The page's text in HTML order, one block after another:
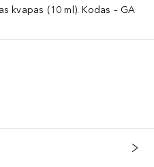
kvapas (10 ml). Kodas – GA